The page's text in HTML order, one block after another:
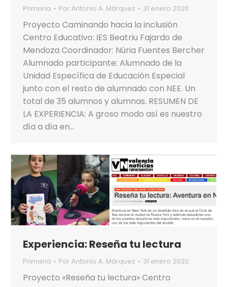
Primaria Por Antonio A. Márquez 31 enero 2020
Proyecto Caminando hacia la inclusión
Centro Educativo: IES Beatriu Fajardo de
Mendoza Coordinador: Núria Fuentes Bercher
Alumnado participante: Alumnado de la
Unidad Específica de Educación Especial
junto con el resto de alumnado con NEE. Un
total de 35 alumnos y alumnas. RESUMEN DE
LA EXPERIENCIA: A groso modo así es nuestro
día a día en…
Experiencia: Reseña tu lectura
Primaria Por Antonio A. Márquez 31 enero 2020
Proyecto «Reseña tu lectura» Centro